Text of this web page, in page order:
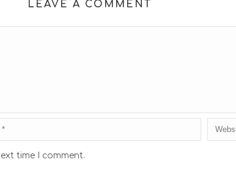
LEAVE A COMMENT
time I comment.